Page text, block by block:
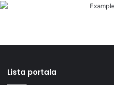
Lista portala